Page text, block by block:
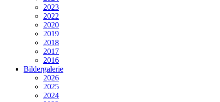
2023
2022
2020
2019
2018
2017
2016
Bildergalerie
2026
2025
2024